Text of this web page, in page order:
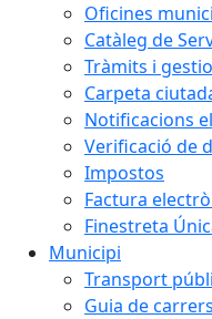
Oficines
Catàleg de
Tràmits i
Carpeta
Notificacions
Verificació de
Impostos
Factura
Finestreta
Municipi
Transport
Guia de